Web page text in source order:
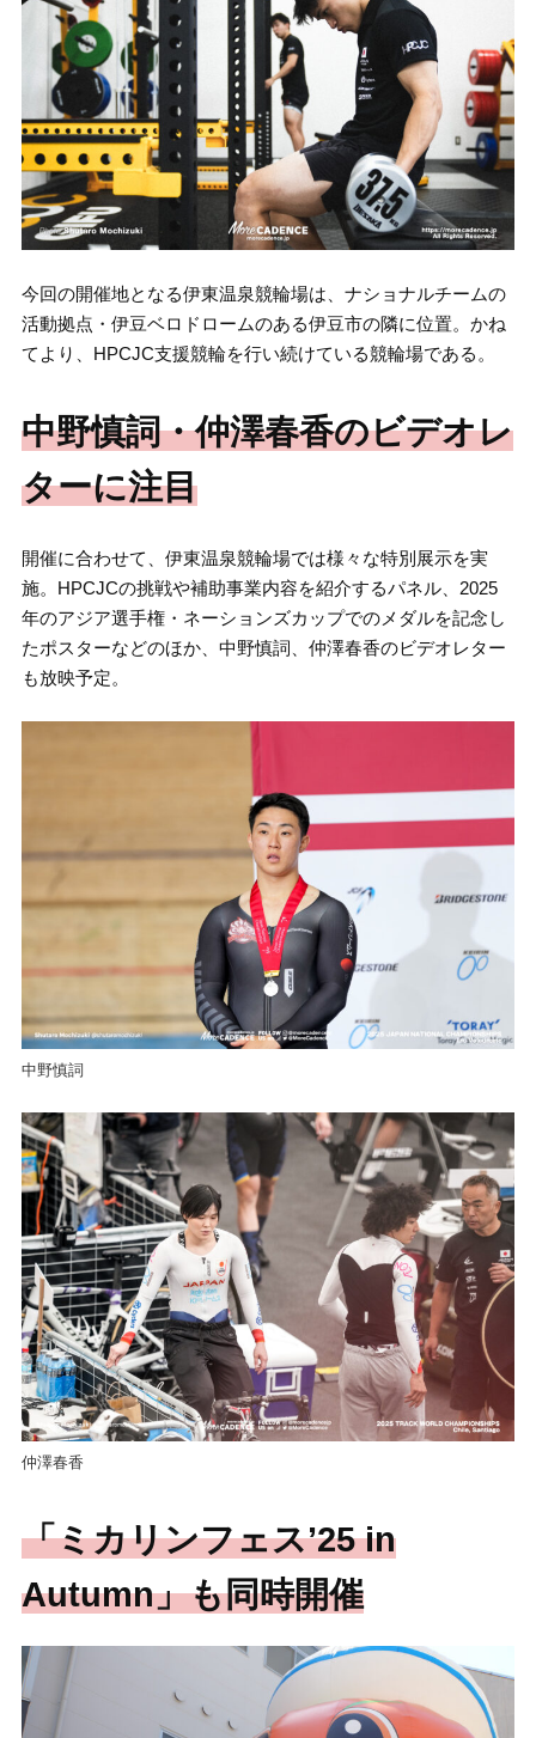
今回の開催地となる伊東温泉競輪場は、ナショナルチームの
活動拠点・伊豆ベロドロームのある伊豆市の隣に位置。かね
てより、HPCJC支援競輪を行い続けている競輪場である。
中野慎詞・仲澤春香のビデオレ
ターに注目
開催に合わせて、伊東温泉競輪場では様々な特別展示を実
施。HPCJCの挑戦や補助事業内容を紹介するパネル、2025
年のアジア選手権・ネーションズカップでのメダルを記念し
たポスターなどのほか、中野慎詞、仲澤春香のビデオレター
も放映予定。
中野慎詞
仲澤春香
「ミカリンフェス’25 in
Autumn」も同時開催